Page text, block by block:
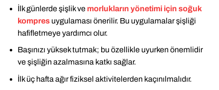
İlk günlerde şişlik ve morlukların yönetimi için soğuk
kompresuygulaması önerilir. Bu uygulamalar şişliği
hafifletmeye yardımcı olur.
Başınızı yüksek tutmak; bu özellikle uyurken önemlidir
ve şişliğin azalmasına katkı sağlar.
İlk üç hafta ağır fiziksel aktivitelerden kaçınılmalıdır.